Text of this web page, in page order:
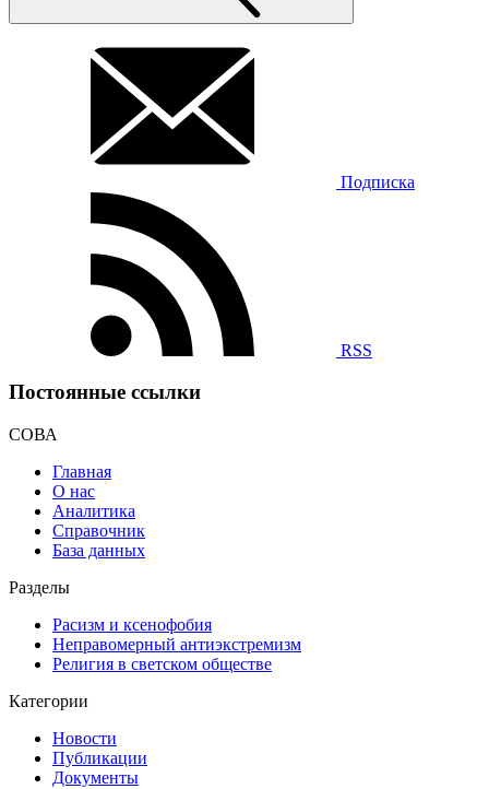
Подписка
RSS
Постоянные ссылки
СОВА
Главная
О нас
Аналитика
Справочник
База данных
Разделы
Расизм и ксенофобия
Неправомерный антиэкстремизм
Религия в светском обществе
Категории
Новости
Публикации
Документы